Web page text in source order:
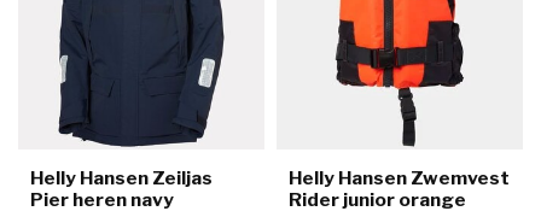
Helly Hansen Zeiljas
Pier heren navy
Helly Hansen Zwemvest
Rider junior orange